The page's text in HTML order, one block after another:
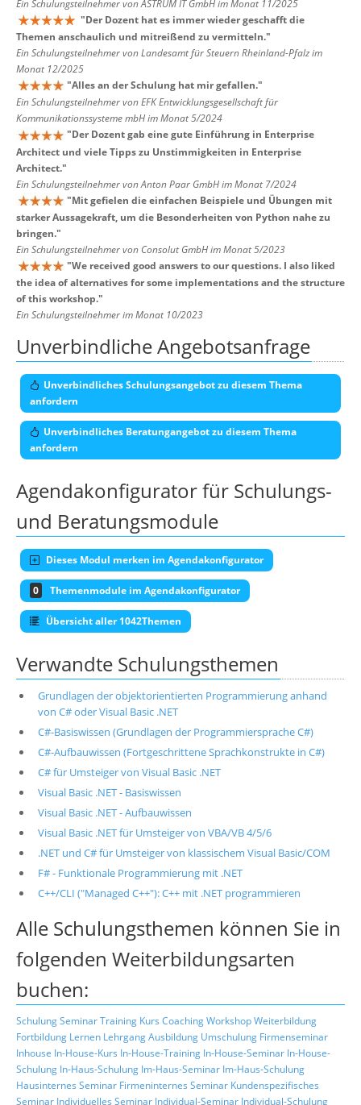
Ein Schulungsteilnehmer von ASTRUM IT GmbH im Monat 11/2025
"Der Dozent hat es immer wieder geschafft die
Themen anschaulich und mitreißend zu vermitteln."
Ein Schulungsteilnehmer von Landesamt für Steuern Rheinland-Pfalz im
Monat 12/2025
"Alles an der Schulung hat mir gefallen."
Ein Schulungsteilnehmer von EFK Entwicklungsgesellschaft für
Kommunikationssysteme mbH im Monat 5/2024
"Der Dozent gab eine gute Einführung in Enterprise
Architect und viele Tipps zu Unstimmigkeiten in Enterprise
Architect."
Ein Schulungsteilnehmer von Anton Paar GmbH im Monat 7/2024
"Mit gefielen die einfachen Beispiele und Übungen mit
starker Aussagekraft, um die Besonderheiten von Python nahe zu
bringen."
Ein Schulungsteilnehmer von Consolut GmbH im Monat 5/2023
"We received good answers to our questions. I also liked
the idea of alternatives for some implementations and the structure
of this workshop."
Ein Schulungsteilnehmer im Monat 10/2023
Unverbindliche Angebotsanfrage
Unverbindliches Schulungsangebot zu diesem Thema
anfordern
Unverbindliches Beratungangebot zu diesem Thema
anfordern
Agendakonfigurator für Schulungs-
und Beratungsmodule
Dieses Modul merken im Agendakonfigurator
0 Themenmodule im Agendakonfigurator
Übersicht aller 1042Themen
Verwandte Schulungsthemen
Grundlagen der objektorientierten Programmierung anhand
von C# oder Visual Basic .NET
C#-Basiswissen (Grundlagen der Programmiersprache C#)
C#-Aufbauwissen (Fortgeschrittene Sprachkonstrukte in C#)
C# für Umsteiger von Visual Basic .NET
Visual Basic .NET - Basiswissen
Visual Basic .NET - Aufbauwissen
Visual Basic .NET für Umsteiger von VBA/VB 4/5/6
.NET und C# für Umsteiger von klassischem Visual Basic/COM
F# - Funktionale Programmierung mit .NET
C++/CLI ("Managed C++"): C++ mit .NET programmieren
Alle Schulungsthemen können Sie in
folgenden Weiterbildungsarten
buchen:
SchulungSeminarTraining Kurs CoachingWorkshopWeiterbildung
Fortbildung Lernen LehrgangAusbildung Umschulung Firmenseminar
Inhouse In-House-Kurs In-House-Training In-House-Seminar In-House-
Schulung In-Haus-Schulung Im-Haus-Seminar Im-Haus-Schulung
Hausinternes Seminar Firmeninternes Seminar Kundenspezifisches
Seminar Individuelles Seminar Individual-Seminar Individual-Schulung